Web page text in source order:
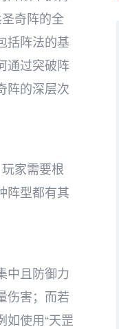
奇阵的全
括阵法的基
通过突破阵
阵的深层次
家需要根
阵型都有其
中且防御力
伤害；而若
如使用“天罡